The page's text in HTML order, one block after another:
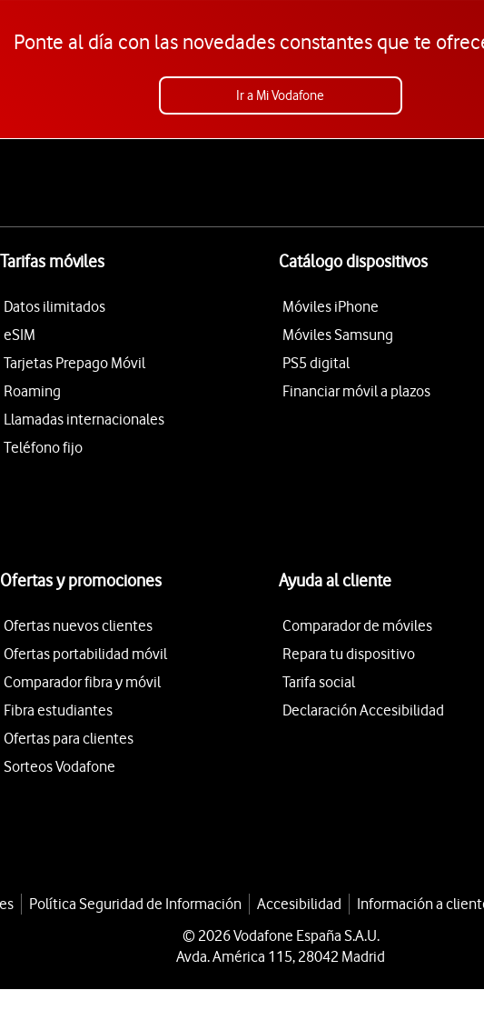
Ponte al día con las novedades constantes que te
Ir a Mi Vodafone
Tarifas móviles
Datos ilimitados
eSIM
Tarjetas Prepago Móvil
Roaming
Llamadas internacionales
Teléfono fijo
Catálogo dispositivos
Móviles iPhone
Móviles Samsung
PS5 digital
Financiar móvil a plazos
Ofertas y promociones
Ofertas nuevos clientes
Ofertas portabilidad móvil
Comparador fibra y móvil
Fibra estudiantes
Ofertas para clientes
Sorteos Vodafone
Ayuda al cliente
Comparador de móviles
Repara tu dispositivo
Tarifa social
Declaración Accesibilidad
Política Seguridad de Información Accesibilidad Información a
© 2026 Vodafone España S.A.U.
Avda. América 115, 28042 Madrid